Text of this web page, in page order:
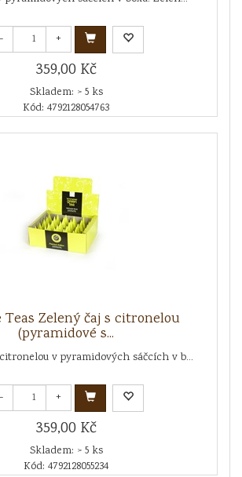
- +
359,00 Kč
Skladem: > 5 ks
Kód: 4792128054763
Zelený čaj s citronelou
(pyramidové s...
v pyramidových sáčcích v b...
- +
359,00 Kč
Skladem: > 5 ks
Kód: 4792128055234